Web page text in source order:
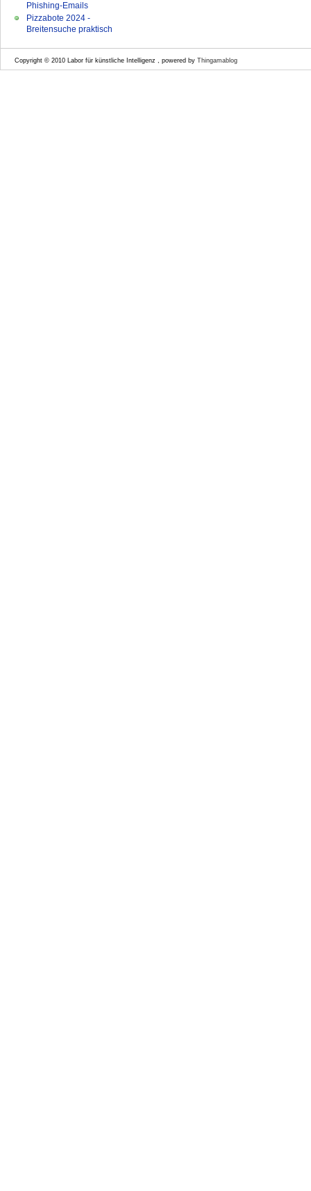
Phishing-Emails
Pizzabote 2024 -
Breitensuche praktisch
Copyright © 2010 Labor für künstliche Intelligenz , powered by Thingamablog